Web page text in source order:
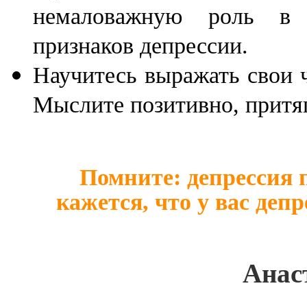
немаловажную роль в
признаков депрессии.
Научитесь выражать свои
Мыслите позитивно,
Помните: депрессия
кажется, что у вас